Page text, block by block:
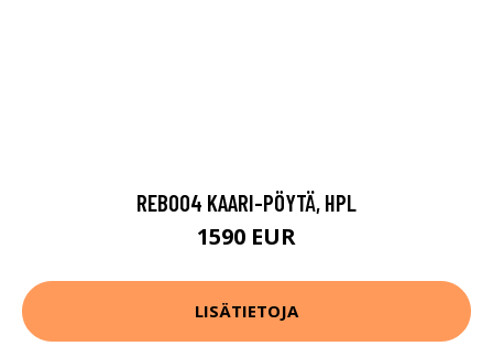
REB004 KAARI-PÖYTÄ, HPL
1590 EUR
LISÄTIETOJA